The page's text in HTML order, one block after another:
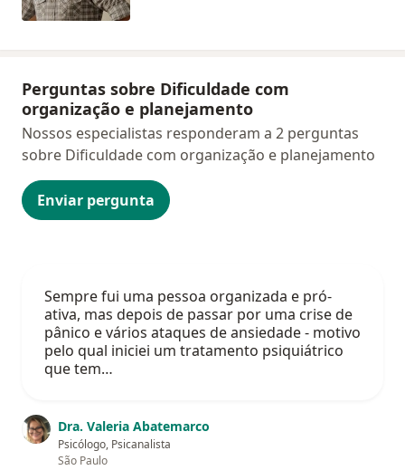
Perguntas sobre Dificuldade com
organização e planejamento
Enviar pergunta
Nossos especialistas responderam a 2 perguntas
sobre Dificuldade com organização e planejamento
Sempre fui uma pessoa organizada e pró-
ativa, mas depois de passar por uma crise de
pânico e vários ataques de ansiedade - motivo
pelo qual iniciei um tratamento psiquiátrico
que tem…
Dra. Valeria Abatemarco
Psicólogo, Psicanalista
São Paulo